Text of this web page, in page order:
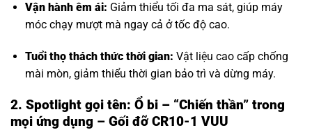
Vận hành êm ái: Giảm thiểu tối đa ma sát, giúp máy
móc chạy mượt mà ngay cả ở tốc độ cao.
Tuổi thọ thách thức thời gian: Vật liệu cao cấp chống
mài mòn, giảm thiểu thời gian bảo trì và dừng máy.
2. Spotlight gọi tên: Ổ bi – “Chiến thần” trong
mọi ứng dụng – Gối đỡ CR10-1 VUU